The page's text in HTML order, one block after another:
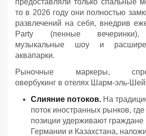
предоставляли только спальные
то в 2026 году они полностью
развлечений на себя, внедрив
Party (пенные вечеринки),
музыкальные шоу и
аквапарки.
Рыночные маркеры,
овербукинг в отелях Шарм-эль-
Слияние потоков. На
поток иностранных рынков,
позиции удерживают граждане
Германии и Казахстана,